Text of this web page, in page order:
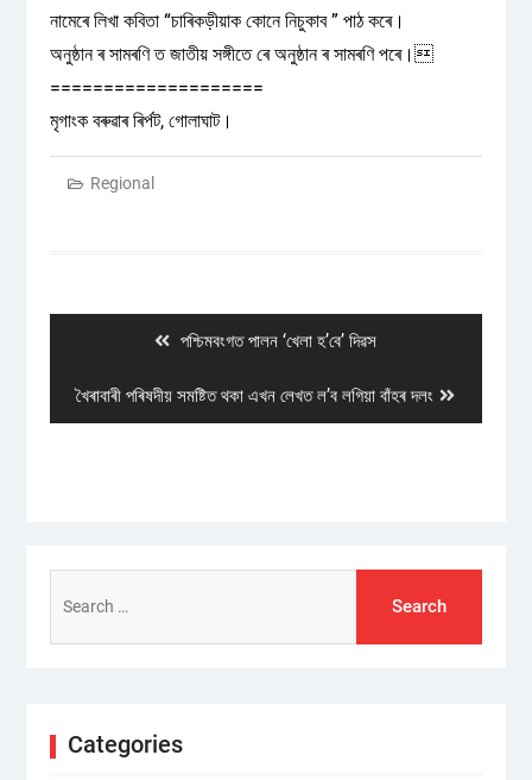
নামেৰে লিখা কবিতা “চাৰিকড়ীয়াক কোনে নিচুকাব ” পাঠ কৰে।
অনুষ্ঠান ৰ সামৰণি ত জাতীয় সঙ্গীতে ৰে অনুষ্ঠান ৰ সামৰণি পৰে।
====================
মৃগাংক বৰুৱাৰ ৰিৰ্পট, গোলাঘাট।
Regional
Previous
পশ্চিমবংগত পালন ‘খেলা হ’বে’ দিৱস
Next
post:
খৈৰাবাৰী পৰিষদীয় সমষ্টিত থকা এখন লেখত ল’ব লগিয়া বাঁহৰ দলং
for:
Categories